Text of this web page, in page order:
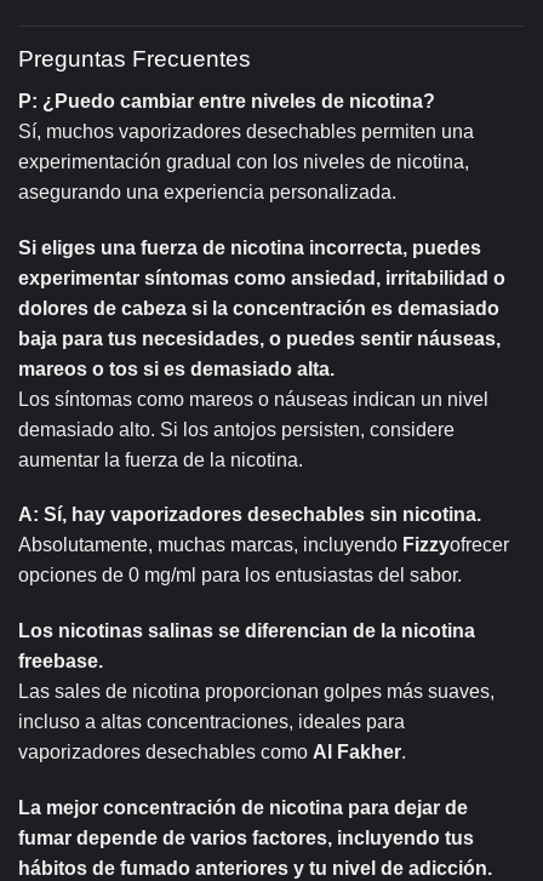
Preguntas Frecuentes
P: ¿Puedo cambiar entre niveles de nicotina?
Sí, muchos vaporizadores desechables permiten una
experimentación gradual con los niveles de nicotina,
asegurando una experiencia personalizada.
Si eliges una fuerza de nicotina incorrecta, puedes
experimentar síntomas como ansiedad, irritabilidad o
dolores de cabeza si la concentración es demasiado
baja para tus necesidades, o puedes sentir náuseas,
mareos o tos si es demasiado alta.
Los síntomas como mareos o náuseas indican un nivel
demasiado alto. Si los antojos persisten, considere
aumentar la fuerza de la nicotina.
A: Sí, hay vaporizadores desechables sin nicotina.
Absolutamente, muchas marcas, incluyendo Fizzyofrecer
opciones de 0 mg/ml para los entusiastas del sabor.
Los nicotinas salinas se diferencian de la nicotina
freebase.
Las sales de nicotina proporcionan golpes más suaves,
incluso a altas concentraciones, ideales para
vaporizadores desechables como Al Fakher.
La mejor concentración de nicotina para dejar de
fumar depende de varios factores, incluyendo tus
hábitos de fumado anteriores y tu nivel de adicción.